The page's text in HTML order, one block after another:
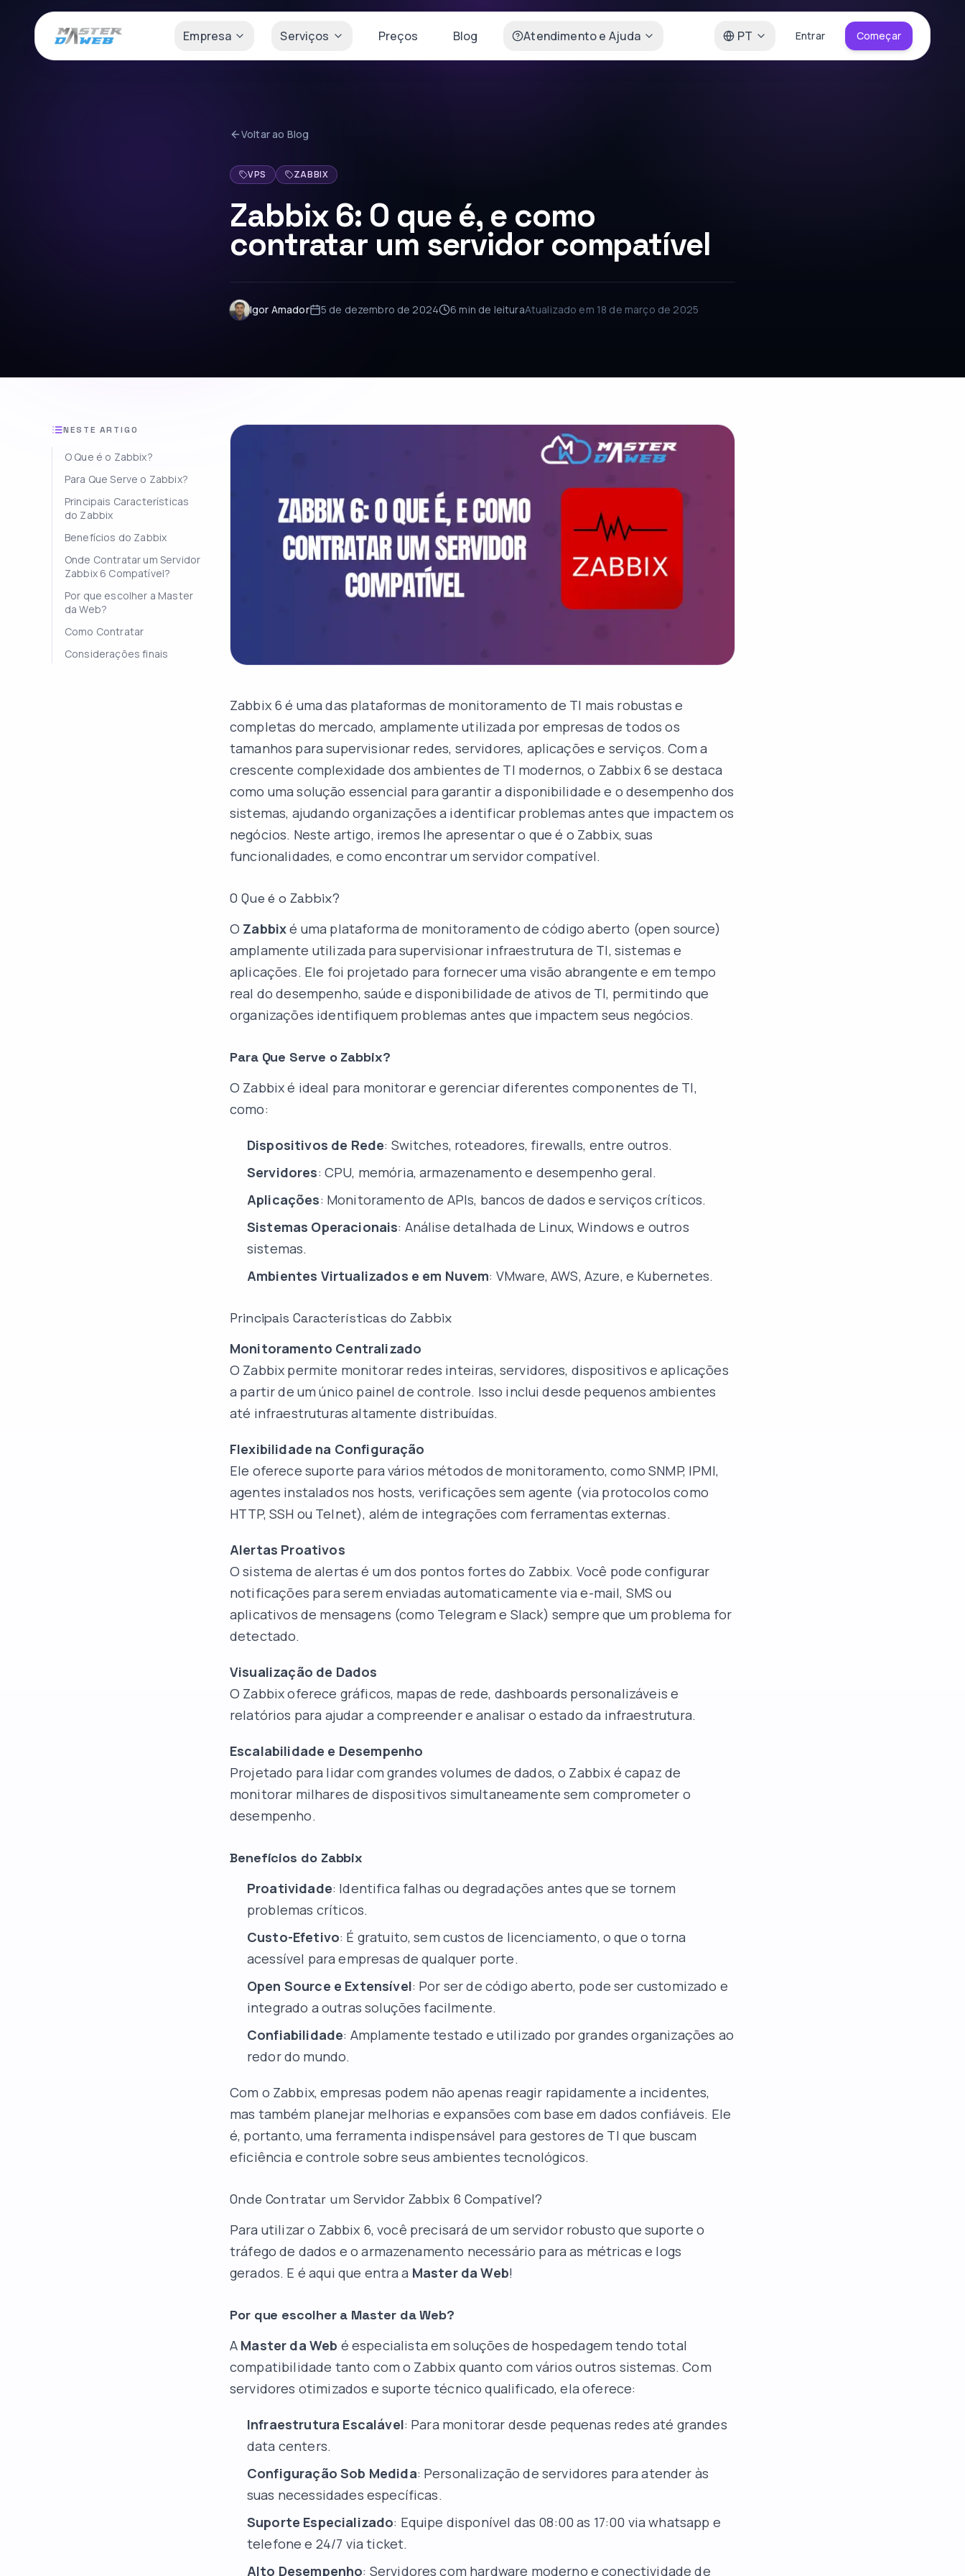
Empresa Serviços Preços Blog Atendimento e Ajuda PT Entrar Começar
Voltar ao Blog
VPS ZABBIX
Zabbix 6: O que é, e como
contratar um servidor compatível
Igor Amador 5 de dezembro de 2024 6 min de leituraAtualizado em 18 de março de 2025
NESTE ARTIGO
O Que é o Zabbix?
Para Que Serve o Zabbix?
Principais Características
do Zabbix
Benefícios do Zabbix
Onde Contratar um Servidor
Zabbix 6 Compatível?
Por que escolher a Master
da Web?
Como Contratar
Considerações finais
Zabbix 6 é uma das plataformas de monitoramento de TI mais robustas e
completas do mercado, amplamente utilizada por empresas de todos os
tamanhos para supervisionar redes, servidores, aplicações e serviços. Com a
crescente complexidade dos ambientes de TI modernos, o Zabbix 6 se destaca
como uma solução essencial para garantir a disponibilidade e o desempenho dos
sistemas, ajudando organizações a identificar problemas antes que impactem os
negócios. Neste artigo, iremos lhe apresentar o que é o Zabbix, suas
funcionalidades, e como encontrar um servidor compatível.
O Que é o Zabbix?
O Zabbixé uma plataforma de monitoramento de código aberto (open source)
amplamente utilizada para supervisionar infraestrutura de TI, sistemas e
aplicações. Ele foi projetado para fornecer uma visão abrangente e em tempo
real do desempenho, saúde e disponibilidade de ativos de TI, permitindo que
organizações identifiquem problemas antes que impactem seus negócios.
Para Que Serve o Zabbix?
O Zabbix é ideal para monitorar e gerenciar diferentes componentes de TI,
como:
Dispositivos de Rede: Switches, roteadores, firewalls, entre outros.
Servidores: CPU, memória, armazenamento e desempenho geral.
Aplicações: Monitoramento de APIs, bancos de dados e serviços críticos.
Sistemas Operacionais: Análise detalhada de Linux, Windows e outros
sistemas.
Ambientes Virtualizados e em Nuvem: VMware, AWS, Azure, e Kubernetes.
Principais Características do Zabbix
Monitoramento Centralizado
O Zabbix permite monitorar redes inteiras, servidores, dispositivos e aplicações
a partir de um único painel de controle. Isso inclui desde pequenos ambientes
até infraestruturas altamente distribuídas.
Flexibilidade na Configuração
Ele oferece suporte para vários métodos de monitoramento, como SNMP, IPMI,
agentes instalados nos hosts, verificações sem agente (via protocolos como
HTTP, SSH ou Telnet), além de integrações com ferramentas externas.
Alertas Proativos
O sistema de alertas é um dos pontos fortes do Zabbix. Você pode configurar
notificações para serem enviadas automaticamente via e-mail, SMS ou
aplicativos de mensagens (como Telegram e Slack) sempre que um problema for
detectado.
Visualização de Dados
O Zabbix oferece gráficos, mapas de rede, dashboards personalizáveis e
relatórios para ajudar a compreender e analisar o estado da infraestrutura.
Escalabilidade e Desempenho
Projetado para lidar com grandes volumes de dados, o Zabbix é capaz de
monitorar milhares de dispositivos simultaneamente sem comprometer o
desempenho.
Benefícios do Zabbix
Proatividade: Identifica falhas ou degradações antes que se tornem
problemas críticos.
Custo-Efetivo: É gratuito, sem custos de licenciamento, o que o torna
acessível para empresas de qualquer porte.
Open Source e Extensível: Por ser de código aberto, pode ser customizado e
integrado a outras soluções facilmente.
Confiabilidade: Amplamente testado e utilizado por grandes organizações ao
redor do mundo.
Com o Zabbix, empresas podem não apenas reagir rapidamente a incidentes,
mas também planejar melhorias e expansões com base em dados confiáveis. Ele
é, portanto, uma ferramenta indispensável para gestores de TI que buscam
eficiência e controle sobre seus ambientes tecnológicos.
Onde Contratar um Servidor Zabbix 6 Compatível?
Para utilizar o Zabbix 6, você precisará de um servidor robusto que suporte o
tráfego de dados e o armazenamento necessário para as métricas e logs
gerados. E é aqui que entra a Master da Web!
Por que escolher a Master da Web?
A Master da Web é especialista em soluções de hospedagem tendo total
compatibilidade tanto com o Zabbix quanto com vários outros sistemas. Com
servidores otimizados e suporte técnico qualificado, ela oferece:
Infraestrutura Escalável: Para monitorar desde pequenas redes até grandes
data centers.
Configuração Sob Medida: Personalização de servidores para atender às
suas necessidades específicas.
Suporte Especializado: Equipe disponível das 08:00 as 17:00 via whatsapp e
telefone e 24/7 via ticket.
Alto Desempenho: Servidores com hardware moderno e conectividade de